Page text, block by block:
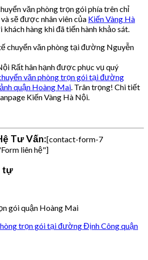
văn phòng trọn gói phía trên chỉ
sẽ được nhân viên của Kiến Vàng Hà
hàng khi đã tiến hành khảo sát.
chuyển văn phòng tại đường Nguyễn
Rất hân hạnh được phục vụ quý
văn phòng trọn gói tại đường
quận Hoàng Mai. Trân trọng! Chi tiết
Kiến Vàng Hà Nội.
Tư Vấn:[contact-form-7
liên hệ"]
tự
gói quận Hoàng Mai
trọn gói tại đường Định Công quận